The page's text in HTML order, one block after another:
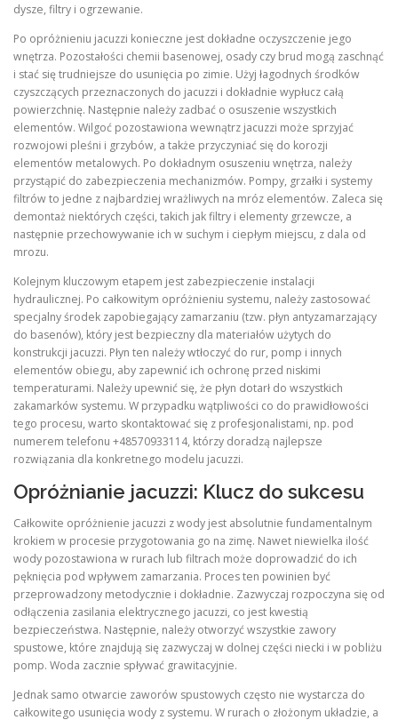
dysze, filtry i ogrzewanie.
Po opróżnieniu jacuzzi konieczne jest dokładne oczyszczenie jego
wnętrza. Pozostałości chemii basenowej, osady czy brud mogą zaschnąć
i stać się trudniejsze do usunięcia po zimie. Użyj łagodnych środków
czyszczących przeznaczonych do jacuzzi i dokładnie wypłucz całą
powierzchnię. Następnie należy zadbać o osuszenie wszystkich
elementów. Wilgoć pozostawiona wewnątrz jacuzzi może sprzyjać
rozwojowi pleśni i grzybów, a także przyczyniać się do korozji
elementów metalowych. Po dokładnym osuszeniu wnętrza, należy
przystąpić do zabezpieczenia mechanizmów. Pompy, grzałki i systemy
filtrów to jedne z najbardziej wrażliwych na mróz elementów. Zaleca się
demontaż niektórych części, takich jak filtry i elementy grzewcze, a
następnie przechowywanie ich w suchym i ciepłym miejscu, z dala od
mrozu.
Kolejnym kluczowym etapem jest zabezpieczenie instalacji
hydraulicznej. Po całkowitym opróżnieniu systemu, należy zastosować
specjalny środek zapobiegający zamarzaniu (tzw. płyn antyzamarzający
do basenów), który jest bezpieczny dla materiałów użytych do
konstrukcji jacuzzi. Płyn ten należy wtłoczyć do rur, pomp i innych
elementów obiegu, aby zapewnić ich ochronę przed niskimi
temperaturami. Należy upewnić się, że płyn dotarł do wszystkich
zakamarków systemu. W przypadku wątpliwości co do prawidłowości
tego procesu, warto skontaktować się z profesjonalistami, np. pod
numerem telefonu +48570933114, którzy doradzą najlepsze
rozwiązania dla konkretnego modelu jacuzzi.
Opróżnianie jacuzzi: Klucz do sukcesu
Całkowite opróżnienie jacuzzi z wody jest absolutnie fundamentalnym
krokiem w procesie przygotowania go na zimę. Nawet niewielka ilość
wody pozostawiona w rurach lub filtrach może doprowadzić do ich
pęknięcia pod wpływem zamarzania. Proces ten powinien być
przeprowadzony metodycznie i dokładnie. Zazwyczaj rozpoczyna się od
odłączenia zasilania elektrycznego jacuzzi, co jest kwestią
bezpieczeństwa. Następnie, należy otworzyć wszystkie zawory
spustowe, które znajdują się zazwyczaj w dolnej części niecki i w pobliżu
pomp. Woda zacznie spływać grawitacyjnie.
Jednak samo otwarcie zaworów spustowych często nie wystarcza do
całkowitego usunięcia wody z systemu. W rurach o złożonym układzie, a